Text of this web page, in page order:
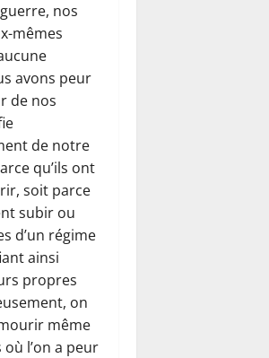
nos
mêmes
avons peur
de nos
de notre
qu’ils ont
soit parce
subir ou
d’un régime
ainsi
propres
on
même
l’on a peur